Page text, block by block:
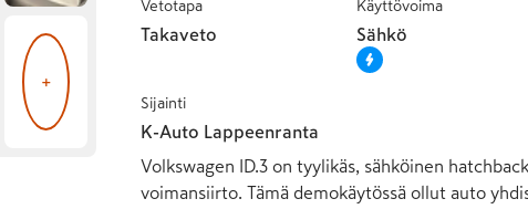
+
Vetotapa
Takaveto
Käyttövoima
Sähkö
Sijainti
K-Auto Lappeenranta
Volkswagen ID.3 on tyylikäs, sähköinen
voimansiirto. Tämä demokäytössä ollut auto